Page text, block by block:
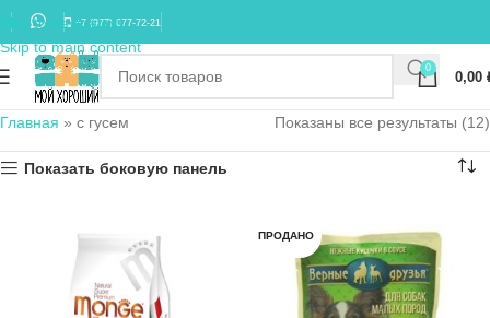
Skip to navigation
Skip to main content
+7 (977) 677-72-21
0
0,00
Главная » с гусем Показаны все результаты (12)
Показать боковую панель
ПРОДАНО